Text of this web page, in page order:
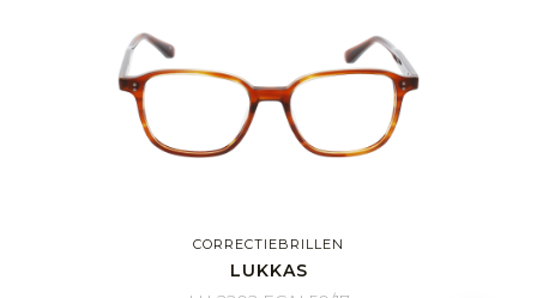
CORRECTIEBRILLEN
LUKKAS